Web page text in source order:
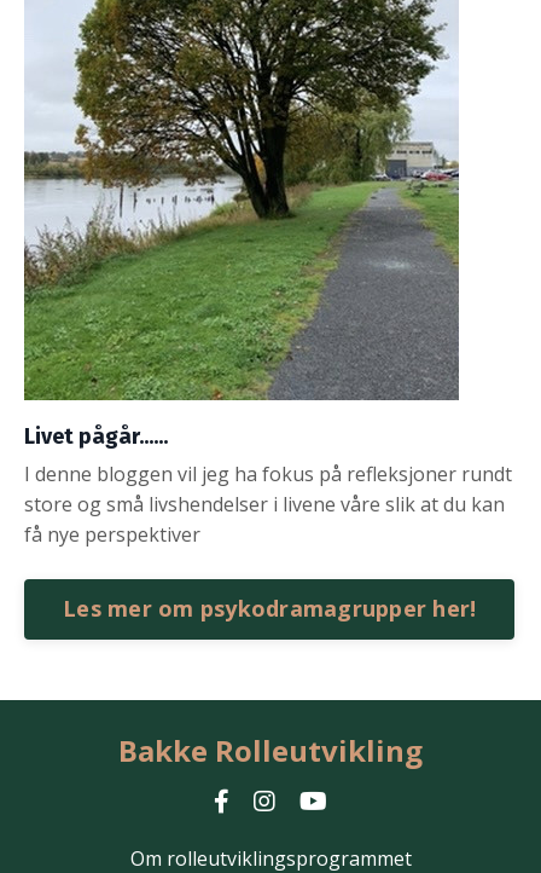
Livet pågår......
I denne bloggen vil jeg ha fokus på refleksjoner rundt
store og små livshendelser i livene våre slik at du kan
få nye perspektiver
Les mer om psykodramagrupper her!
Bakke Rolleutvikling
Om rolleutviklingsprogrammet